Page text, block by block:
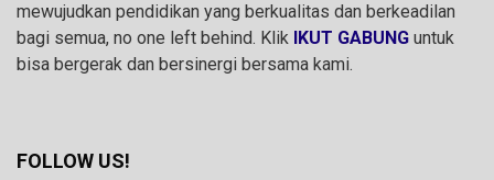
mewujudkan pendidikan yang berkualitas dan berkeadilan
bagi semua, no one left behind. Klik IKUT GABUNG untuk
bisa bergerak dan bersinergi bersama kami.
FOLLOW US!